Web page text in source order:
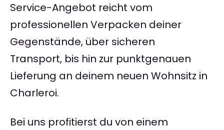
Service-Angebot reicht vom
professionellen Verpacken deiner
Gegenstände, über sicheren
Transport, bis hin zur punktgenauen
Lieferung an deinem neuen Wohnsitz in
Charleroi.
Bei uns profitierst du von einem